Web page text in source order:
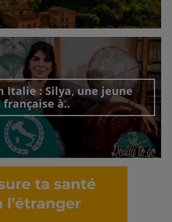
cet interview
Italie : Silya, une jeune
française à..
cet interview